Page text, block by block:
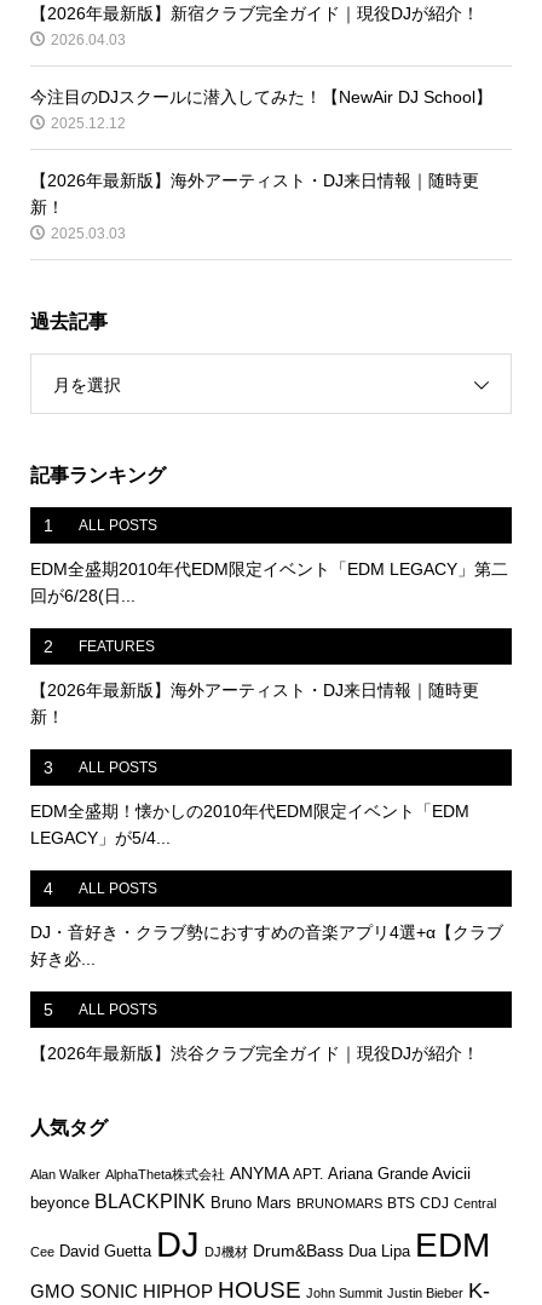
【2026年最新版】新宿クラブ完全ガイド｜現役DJが紹介！
2026.04.03
今注目のDJスクールに潜入してみた！【NewAir DJ School】
2025.12.12
【2026年最新版】海外アーティスト・DJ来日情報｜随時更
新！
2025.03.03
過去記事
月を選択
記事ランキング
1 ALL POSTS
EDM全盛期2010年代EDM限定イベント「EDM LEGACY」第二
回が6/28(日...
2 FEATURES
【2026年最新版】海外アーティスト・DJ来日情報｜随時更
新！
3 ALL POSTS
EDM全盛期！懐かしの2010年代EDM限定イベント「EDM
LEGACY」が5/4...
4 ALL POSTS
DJ・音好き・クラブ勢におすすめの音楽アプリ4選+α【クラブ
好き必...
5 ALL POSTS
【2026年最新版】渋谷クラブ完全ガイド｜現役DJが紹介！
人気タグ
Alan Walker AlphaTheta株式会社 ANYMA APT. Ariana Grande Avicii
beyonce BLACKPINK Bruno Mars BRUNOMARS BTS CDJ Central
Cee David Guetta DJ DJ機材 Drum&Bass Dua Lipa EDM
GMO SONIC HIPHOP HOUSE John Summit Justin Bieber K-